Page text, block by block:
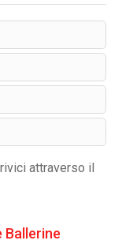
attraverso il
Ballerine